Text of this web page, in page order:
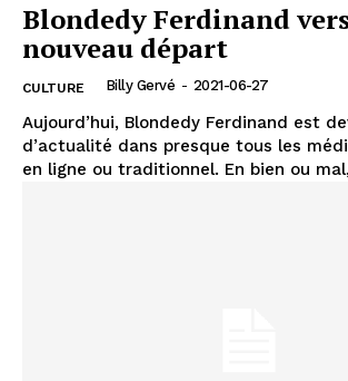
Blondedy Ferdinand
nouveau départ
CULTURE Billy Gervé - 2021-06-27
Aujourd’hui, Blondedy Ferdinand est
d’actualité dans presque tous les
en ligne ou traditionnel. En bien ou